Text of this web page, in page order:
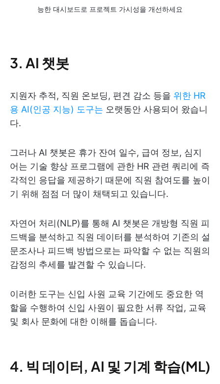
능한 대시보드로 프로젝트 가시성을 개선하세요
3. AI 챗봇
지원자 추적, 직원 온보딩, 편견 감소 등을 위한 HR
용 AI(인공 지능) 도구는 오랫동안 사용되어 왔습니
다.
그러나 AI 챗봇은 휴가 잔여 일수, 급여 정보, 심지
어는 기술 향상 프로그램에 관한 HR 관련 쿼리에 즉
각적인 응답을 제공하기 때문에 직원 참여도를 높이
기 위해 점점 더 많이 채택되고 있습니다.
자연어 처리(NLP)를 통해 AI 챗봇은 개방형 직원 피
드백을 분석하고 직원 데이터를 분석하여 기존의 설
문조사나 피드백 방법으로는 파악할 수 없는 직원의
감정의 추세를 발견할 수 있습니다.
이러한 도구는 신입 사원 교육 기간에도 중요한 역
할을 수행하여 신입 사원이 필요한 서류 작업, 교육
및 회사 문화에 대한 이해를 돕습니다.
4. 빅 데이터, AI 및 기계 학습(ML)